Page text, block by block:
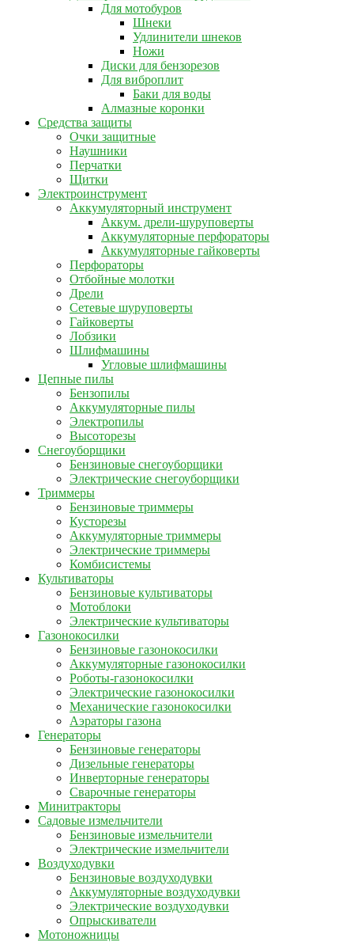
Для мотобуров
Шнеки
Удлинители шнеков
Ножи
Диски для бензорезов
Для виброплит
Баки для воды
Алмазные коронки
Средства защиты
Очки защитные
Наушники
Перчатки
Щитки
Электроинструмент
Аккумуляторный инструмент
Аккум. дрели-шуруповерты
Аккумуляторные перфораторы
Аккумуляторные гайковерты
Перфораторы
Отбойные молотки
Дрели
Сетевые шуруповерты
Гайковерты
Лобзики
Шлифмашины
Угловые шлифмашины
Цепные пилы
Бензопилы
Аккумуляторные пилы
Электропилы
Высоторезы
Снегоуборщики
Бензиновые снегоуборщики
Электрические снегоуборщики
Триммеры
Бензиновые триммеры
Кусторезы
Аккумуляторные триммеры
Электрические триммеры
Комбисистемы
Культиваторы
Бензиновые культиваторы
Мотоблоки
Электрические культиваторы
Газонокосилки
Бензиновые газонокосилки
Аккумуляторные газонокосилки
Роботы-газонокосилки
Электрические газонокосилки
Механические газонокосилки
Аэраторы газона
Генераторы
Бензиновые генераторы
Дизельные генераторы
Инверторные генераторы
Сварочные генераторы
Минитракторы
Садовые измельчители
Бензиновые измельчители
Электрические измельчители
Воздуходувки
Бензиновые воздуходувки
Аккумуляторные воздуходувки
Электрические воздуходувки
Опрыскиватели
Мотоножницы